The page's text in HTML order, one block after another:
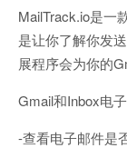
MailTrack.io是一
是让你了解你发
展程序会为你的
Gmail和Inbox电
-查看电子邮件是